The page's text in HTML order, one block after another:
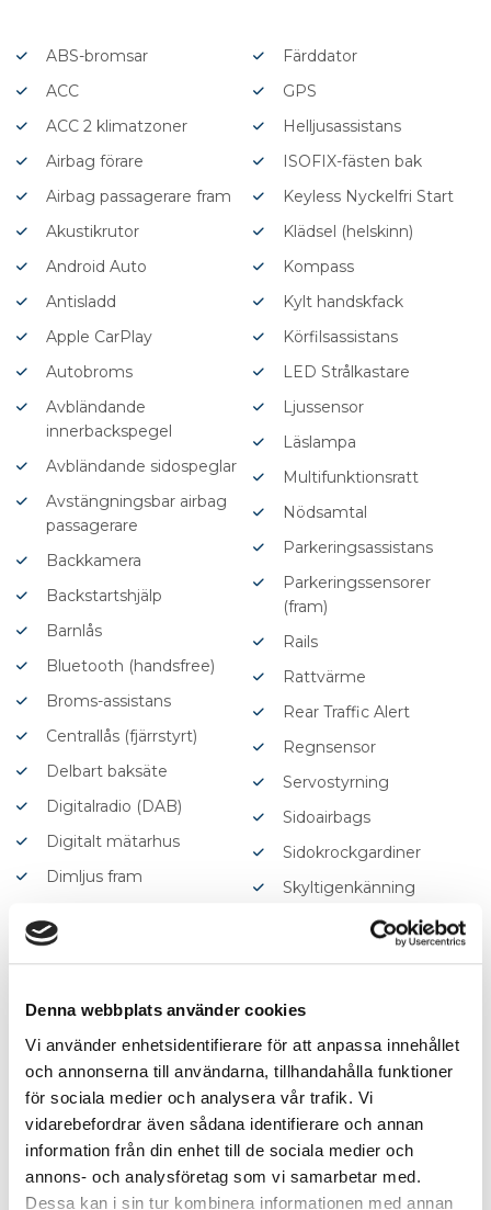
Denna webbplats använder cookies
Vi använder enhetsidentifierare för att anpassa innehållet
och annonserna till användarna, tillhandahålla funktioner
för sociala medier och analysera vår trafik. Vi
vidarebefordrar även sådana identifierare och annan
information från din enhet till de sociala medier och
annons- och analysföretag som vi samarbetar med.
Dessa kan i sin tur kombinera informationen med annan
ABS-bromsar
ACC
ACC 2 klimatzoner
Airbag förare
Airbag passagerare fram
Akustikrutor
Android Auto
Antisladd
Apple CarPlay
Autobroms
Avbländande
innerbackspegel
Avbländande sidospeglar
Avstängningsbar airbag
passagerare
Backkamera
Backstartshjälp
Barnlås
Bluetooth (handsfree)
Broms-assistans
Centrallås (fjärrstyrt)
Delbart baksäte
Digitalradio (DAB)
Digitalt mätarhus
Dimljus fram
Elhissar (fram och bak)
Elstol förare med minne
Elstol passagerare
Eluppvärmda
Euro 6
Euro NCAP 5
Färddator
GPS
Helljusassistans
ISOFIX-fästen bak
Keyless Nyckelfri Start
Klädsel (helskinn)
Kompass
Kylt handskfack
Körfilsassistans
LED Strålkastare
Ljussensor
Läslampa
Multifunktionsratt
Nödsamtal
Parkeringsassistans
Parkeringssensorer
(fram)
Rails
Rattvärme
Rear Traffic Alert
Regnsensor
Servostyrning
Sidoairbags
Sidokrockgardiner
Skyltigenkänning
Sminkspegel
Stöldlarm
Svensksåld
Sätesvärme (bak)
Sätesvärme (fram)
Tonade rutor